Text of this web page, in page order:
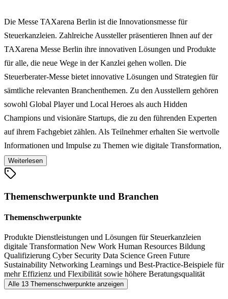
Die Messe TAXarena Berlin ist die Innovationsmesse für
Steuerkanzleien. Zahlreiche Aussteller präsentieren Ihnen auf der
TAXarena Messe Berlin ihre innovativen Lösungen und Produkte
für alle, die neue Wege in der Kanzlei gehen wollen. Die
Steuerberater-Messe bietet innovative Lösungen und Strategien für
sämtliche relevanten Branchenthemen. Zu den Ausstellern gehören
sowohl Global Player und Local Heroes als auch Hidden
Champions und visionäre Startups, die zu den führenden Experten
auf ihrem Fachgebiet zählen. Als Teilnehmer erhalten Sie wertvolle
Informationen und Impulse zu Themen wie digitale Transformation,
New Work, Human Resources, Bildung & Qualifizierung, Cyber ​​
Security, Data Science, Green Future & Sustainability und
Beispiele sind mehr Effizienz und Flexibilität sowie höhere
Beratungsqualität garantiert. Die Steuerkanzlei-Messe TAXarena
innovatives Wissen für Ihre Steuerkanzlei.
Weiterlesen
Themenschwerpunkte und Branchen
Themenschwerpunkte
Produkte Dienstleistungen und Lösungen für Steuerkanzleien
digitale Transformation New Work Human Resources Bildung
Qualifizierung Cyber ​​Security Data Science Green Future
Sustainability Networking Learnings und Best-Practice-Beispiele für
mehr Effizienz und Flexibilität sowie höhere Beratungsqualität
Alle 13 Themenschwerpunkte anzeigen